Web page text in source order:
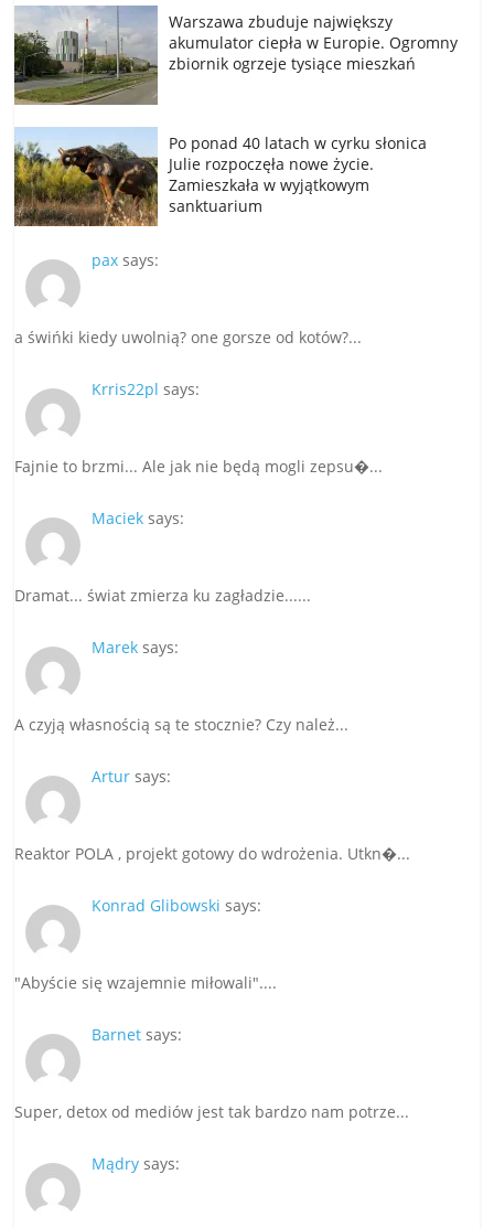
Warszawa zbuduje największy
akumulator ciepła w Europie. Ogromny
zbiornik ogrzeje tysiące mieszkań
Po ponad 40 latach w cyrku słonica
Julie rozpoczęła nowe życie.
Zamieszkała w wyjątkowym
sanktuarium
pax says:
a świńki kiedy uwolnią? one gorsze od kotów?...
Krris22pl says:
Fajnie to brzmi... Ale jak nie będą mogli zepsu�...
Maciek says:
Dramat... świat zmierza ku zagładzie......
Marek says:
A czyją własnością są te stocznie? Czy należ...
Artur says:
Reaktor POLA , projekt gotowy do wdrożenia. Utkn�...
Konrad Glibowski says:
"Abyście się wzajemnie miłowali"....
Barnet says:
Super, detox od mediów jest tak bardzo nam potrze...
Mądry says: